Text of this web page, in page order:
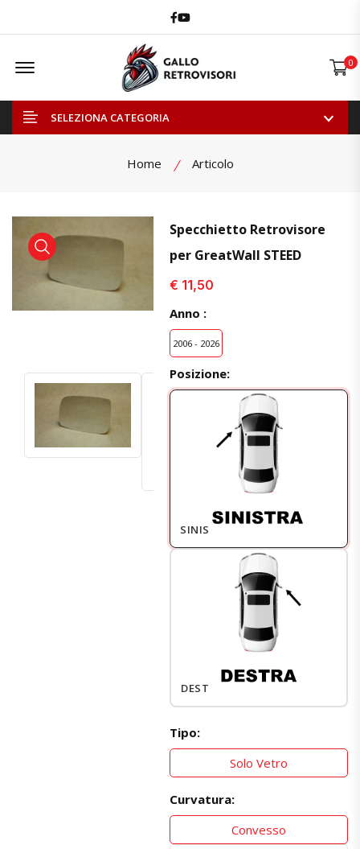
Facebook
Youtube
Offcanvas Menu Open 0
SELEZIONA CATEGORIA
Home Articolo
visualizza prodotto visualizza prodotto
Specchietto Retrovisore
per GreatWall STEED
€ 11,50
Anno :
2006 - 2026
Posizione:
SINISTRO
DESTRO
Tipo:
Solo Vetro
Curvatura:
Convesso